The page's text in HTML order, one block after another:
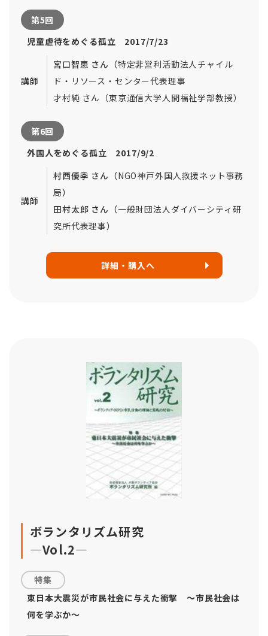
第5回
児童虐待をめぐる孤立 2017/7/23
講師
宮口智恵 さん（特定非営利活動法人チ ャイル
ド・リソース・センター代表理事
才村純 さん（東京通信大学人間福祉学部教授）
第6回
外国人をめぐる孤立 2017/9/2
講師
村西優季 さん（NGO神戸外国人救援ネット事務
局）
田村太郎 さん（一般財団法人 ダイバーシティ研
究所代表理事）
詳細・購入へ
ボランタリズム研究
―Vol.2―
特集
東日本大震災が市民社会に与えた衝撃 ～市民社会は
何を学ぶか～